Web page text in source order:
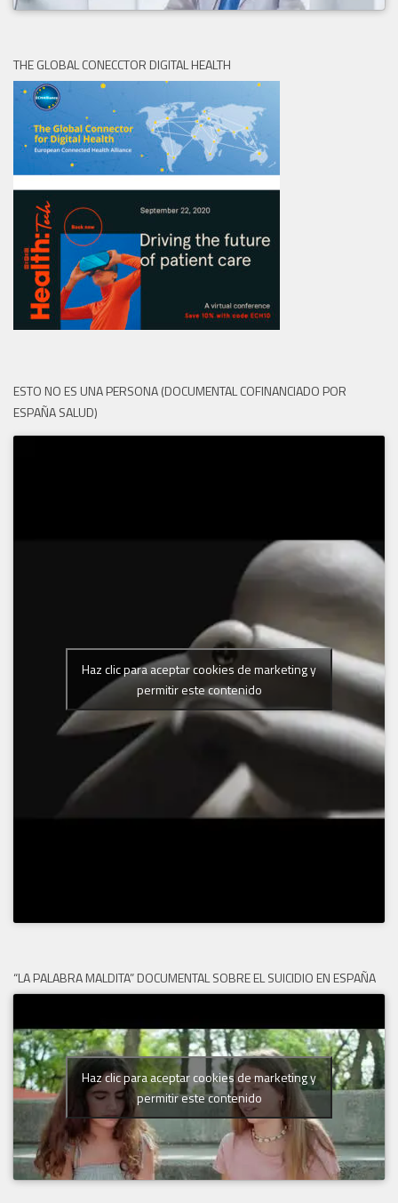
THE GLOBAL CONECCTOR DIGITAL HEALTH
ESTO NO ES UNA PERSONA (DOCUMENTAL COFINANCIADO POR
ESPAÑA SALUD)
Haz clic para aceptar cookies de marketing y
permitir este contenido
“LA PALABRA MALDITA” DOCUMENTAL SOBRE EL SUICIDIO EN ESPAÑA
Haz clic para aceptar cookies de marketing y
permitir este contenido